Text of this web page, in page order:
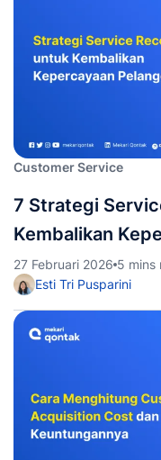
Customer Service
7 Strategi
Kembalikan
27 Februari 2026 5 mins
Esti Tri Pusparini